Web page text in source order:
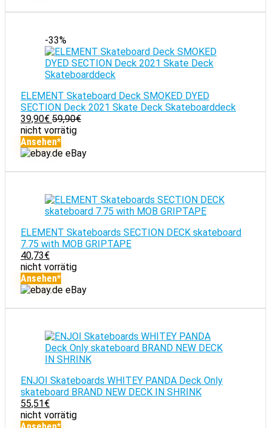
-33%
ELEMENT Skateboard Deck SMOKED DYED
SECTION Deck 2021 Skate Deck Skateboarddeck
39,90€ 59,90€
nicht vorrätig
Ansehen*
eBay
ELEMENT Skateboards SECTION DECK skateboard
7.75 with MOB GRIPTAPE
40,73€
nicht vorrätig
Ansehen*
eBay
ENJOI Skateboards WHITEY PANDA Deck Only
skateboard BRAND NEW DECK IN SHRINK
55,51€
nicht vorrätig